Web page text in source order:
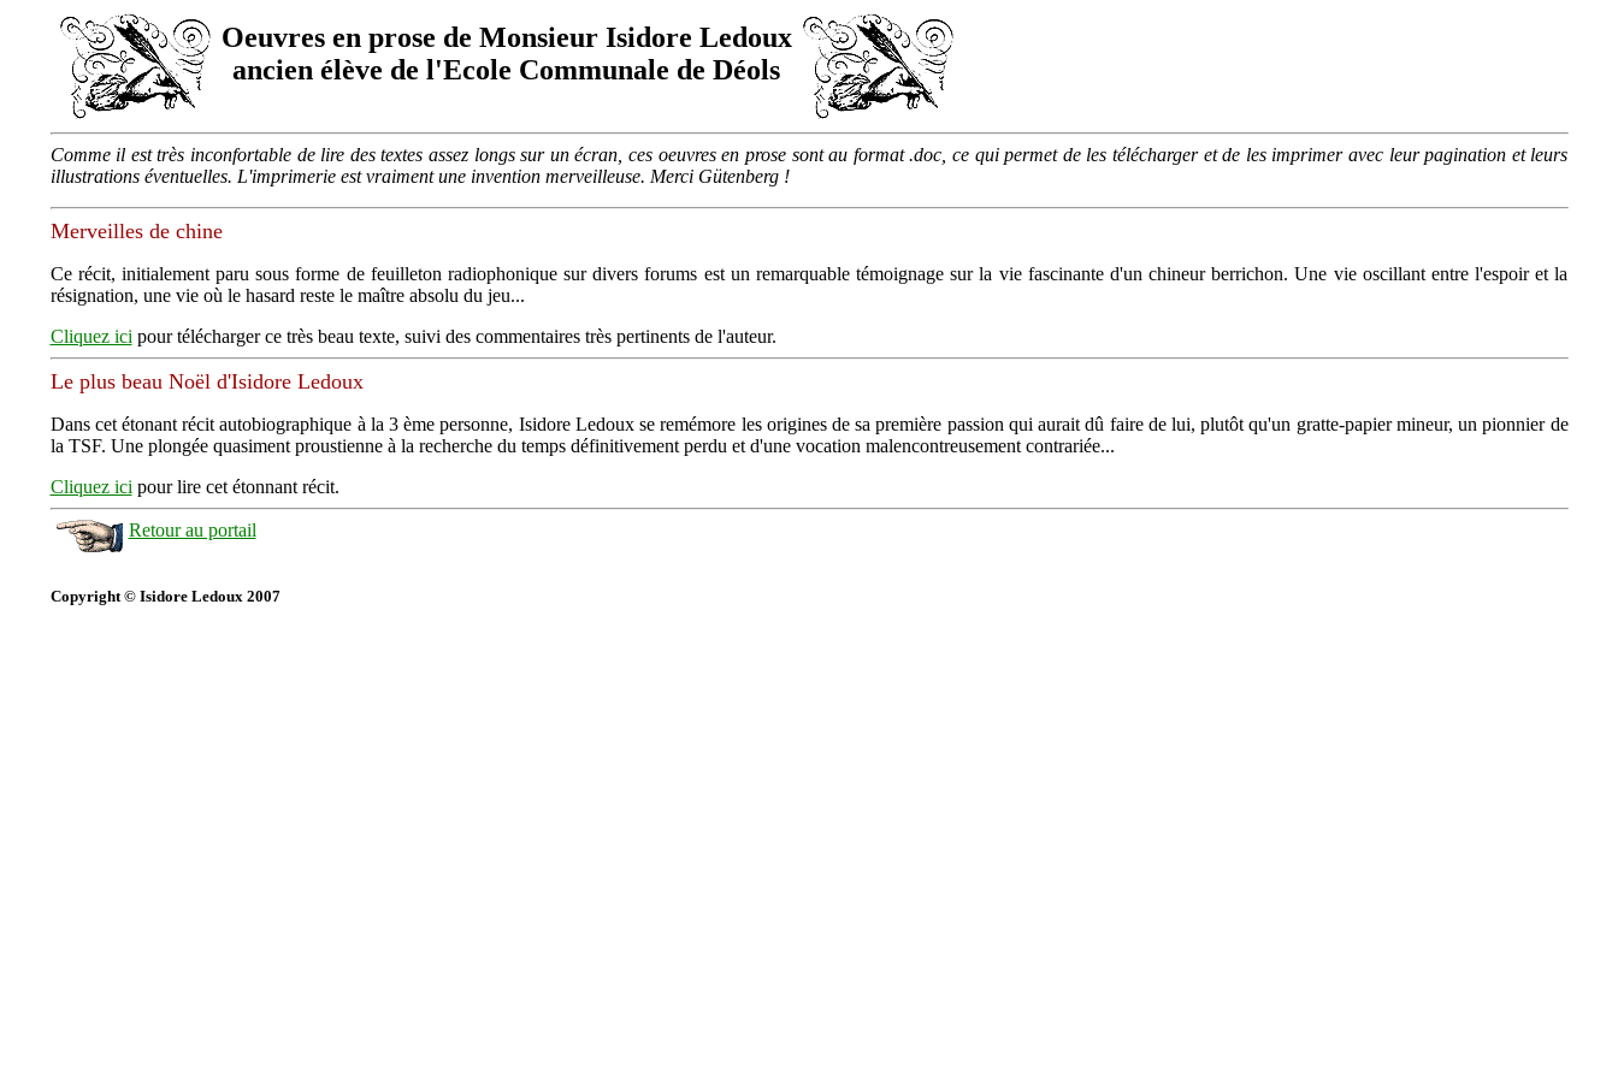
Oeuvres en prose de Monsieur Isidore Ledoux
ancien élève de l'Ecole Communale de Déols
Comme il est très inconfortable de lire des textes assez longs sur un écran, ces oeuvres en prose sont au format .doc, ce qui permet de les télécharger et de les imprimer avec leur pagination et leurs
illustrations éventuelles. L'imprimerie est vraiment une invention merveilleuse. Merci Gütenberg !
Merveilles de chine
Ce récit, initialement paru sous forme de feuilleton radiophonique sur divers forums est un remarquable témoignage sur la vie fascinante d'un chineur berrichon. Une vie oscillant entre l'espoir et la
résignation, une vie où le hasard reste le maître absolu du jeu...
Cliquez ici pour télécharger ce très beau texte, suivi des commentaires très pertinents de l'auteur.
Le plus beau Noël d'Isidore Ledoux
Dans cet étonant récit autobiographique à la 3 ème personne, Isidore Ledoux se remémore les origines de sa première passion qui aurait dû faire de lui, plutôt qu'un gratte-papier mineur, un pionnier de
la TSF. Une plongée quasiment proustienne à la recherche du temps définitivement perdu et d'une vocation malencontreusement contrariée...
Cliquez ici pour lire cet étonnant récit.
Retour au portail
Copyright © Isidore Ledoux 2007